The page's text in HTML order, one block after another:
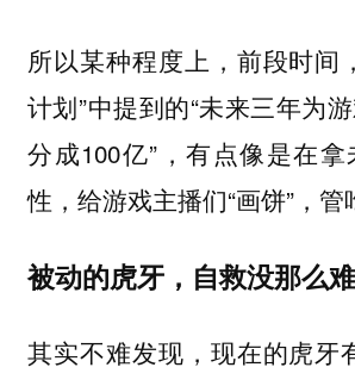
所以某种程度上，前段时间
计划”中提到的“未来三年为
分成100亿”，有点像是在
性，给游戏主播们“画饼”，
被动的虎牙，自救没那么难
其实不难发现，现在的虎牙